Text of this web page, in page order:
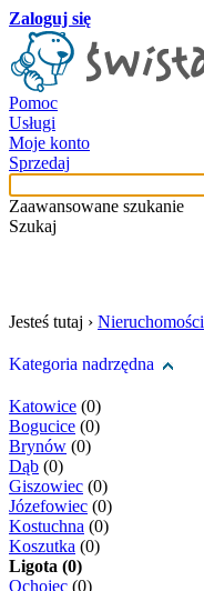
Zaloguj się
Pomoc
Usługi
Moje konto
Sprzedaj
Zaawansowane szukanie
Szukaj
Jesteś tutaj › Nieruchomości
Kategoria nadrzędna
Katowice (0)
Bogucice (0)
Brynów (0)
Dąb (0)
Giszowiec (0)
Józefowiec (0)
Kostuchna (0)
Koszutka (0)
Ligota (0)
Ochojec (0)